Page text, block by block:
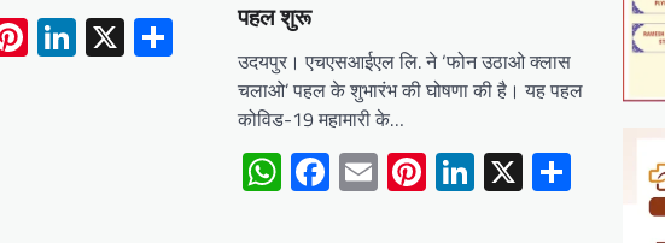
Pinterest
LinkedIn
X Shareपहल शुरू
उदयपुर। एचएसआईएल लि. ने ‘फोन उठाओ क्लास
चलाओ’ पहल के शुभारंभ की घोषणा की है। यह पहल
कोविड-19 महामारी के…
WhatsApp
Facebook
EmailPinterest
LinkedIn
X Share